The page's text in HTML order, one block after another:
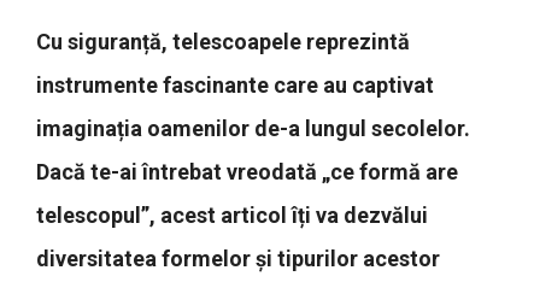
Cu siguranță, telescoapele reprezintă
instrumente fascinante care au captivat
imaginația oamenilor de-a lungul secolelor.
Dacă te-ai întrebat vreodată „ce formă are
telescopul”, acest articol îți va dezvălui
diversitatea formelor și tipurilor acestor